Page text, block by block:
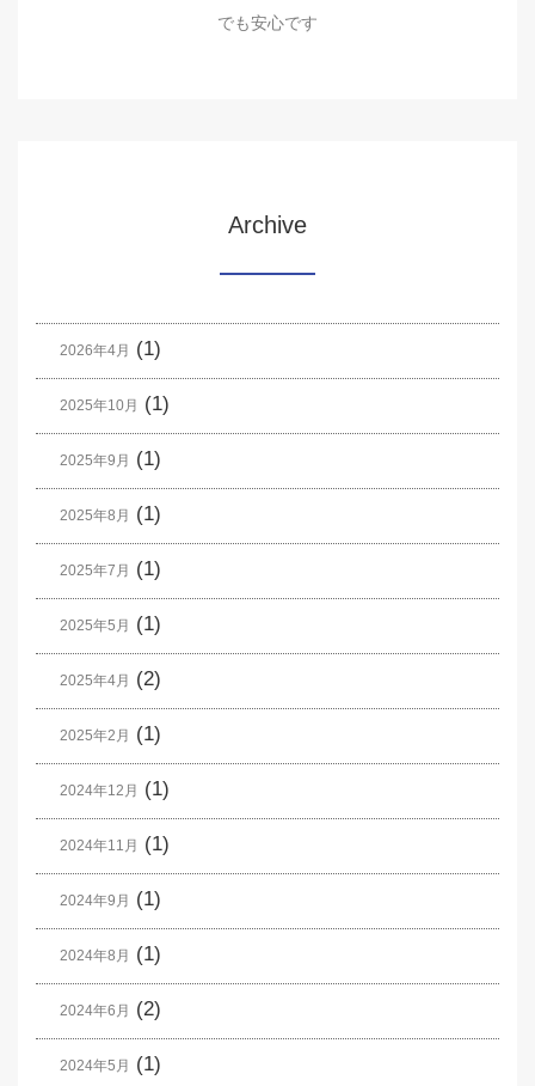
でも安心です
Archive
2026年4月 (1)
2025年10月 (1)
2025年9月 (1)
2025年8月 (1)
2025年7月 (1)
2025年5月 (1)
2025年4月 (2)
2025年2月 (1)
2024年12月 (1)
2024年11月 (1)
2024年9月 (1)
2024年8月 (1)
2024年6月 (2)
2024年5月 (1)